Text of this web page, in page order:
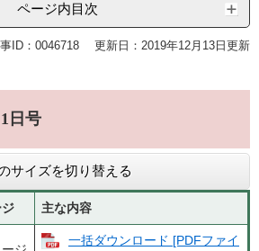
ページ内目次
ID：0046718 更新日：2019年12月13日更新
日号
サイズを切り替える
主な内容
一括ダウンロード [PDFファイ